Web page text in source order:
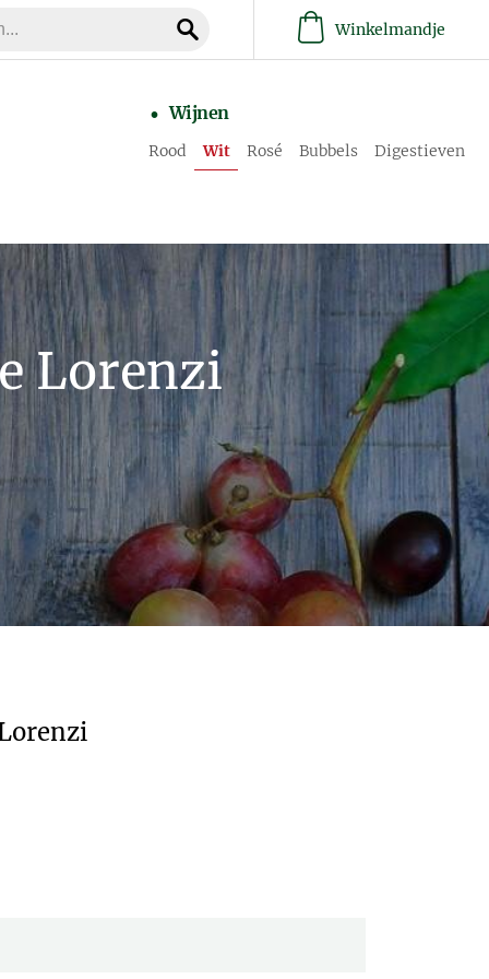
Winkelmandje
Wijnen
Rood Wit Rosé Bubbels Digestieven
Lorenzi